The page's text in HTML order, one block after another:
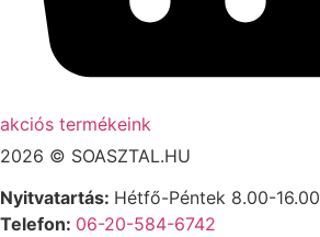
akciós termékeink
2026 © SOASZTAL.HU
Nyitvatartás: Hétfő-Péntek 8.00-16.00
Telefon: 06-20-584-6742